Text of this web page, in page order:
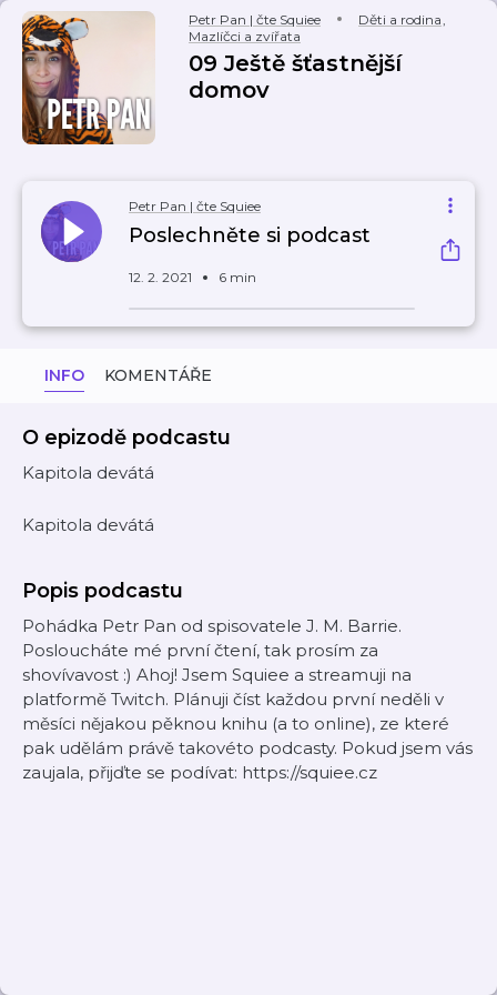
Petr Pan | čte Squiee Děti a rodina,
Mazlíčci a zvířata
09 Ještě šťastnější
domov
Petr Pan | čte Squiee
Poslechněte si podcast
12. 2. 2021 6 min
INFO KOMENTÁŘE
O epizodě podcastu
Kapitola devátá
Kapitola devátá
Popis podcastu
Pohádka Petr Pan od spisovatele J. M. Barrie.
Posloucháte mé první čtení, tak prosím za
shovívavost :) Ahoj! Jsem Squiee a streamuji na
platformě Twitch. Plánuji číst každou první neděli v
měsíci nějakou pěknou knihu (a to online), ze které
pak udělám právě takovéto podcasty. Pokud jsem vás
zaujala, přijďte se podívat: https://squiee.cz